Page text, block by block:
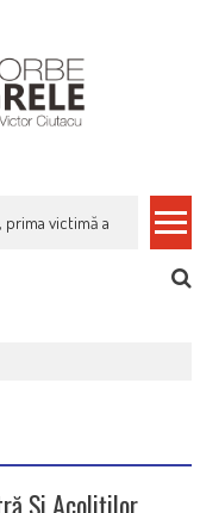
victimă a noi
Și Acoliților